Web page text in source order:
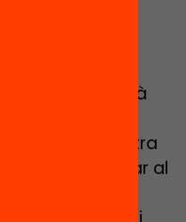
projectes
econòmic, serà
de
de la nostra
serà arribar al
més propera,